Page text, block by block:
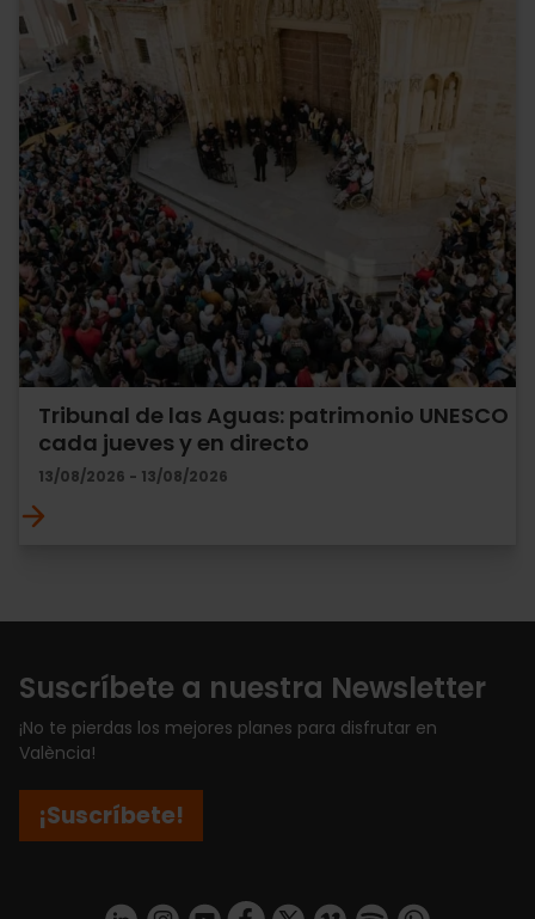
Tribunal de las Aguas: patrimonio UNESCO
cada jueves y en directo
13/08/2026 - 13/08/2026
Suscríbete a nuestra Newsletter
¡No te pierdas los mejores planes para disfrutar en
València!
¡Suscríbete!